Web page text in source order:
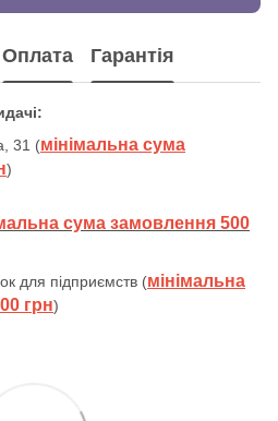
Оплата Гарантія
31 (мінімальна сума
)
сума замовлення 500
для підприємств (мінімальна
грн)